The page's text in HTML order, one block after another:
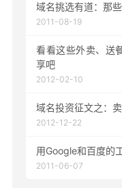
域名挑选有道：那
2011-08-19
看看这些外卖、送
享吧
2012-02-10
域名投资征文之：
2012-12-22
用Google和百度的
2011-06-07